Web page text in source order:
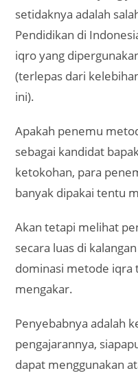
setidaknya adalah
Pendidikan di
iqro yang
(terlepas dari
ini).
Apakah penemu
sebagai kandidat
ketokohan, para
banyak dipakai tentu
Akan tetapi melihat
secara luas di
dominasi metode iqra
mengakar.
Penyebabnya adalah
pengajarannya,
dapat menggunakan